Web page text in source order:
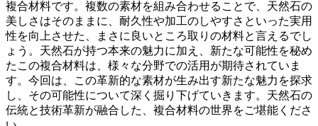
複合材料です。 複数の素材を組み合わせることで、天然石の
美しさはそのままに、耐久性や加工のしやすさといった実用
性を向上させた 、まさに良いところ取りの材料と言えるでし
ょう。天然石が持つ本来の魅力に加え、新たな可能性を秘め
たこの複合材料は、様々な分野での活用が期待されていま
す。今回は、この革新的な素材が生み出す新たな魅力を探求
し、その可能性について深く掘り下げていきます。天然石の
伝統と技術革新が融合した、複合材料の世界をご堪能くださ